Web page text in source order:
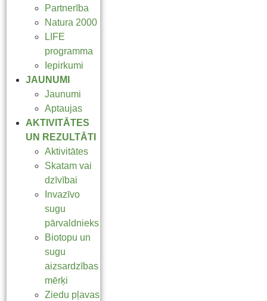
Partnerība
Natura 2000
LIFE
programma
Iepirkumi
JAUNUMI
Jaunumi
Aptaujas
AKTIVITĀTES
UN REZULTĀTI
Aktivitātes
Skatam vai
dzīvībai
Invazīvo
sugu
pārvaldnieks
Biotopu un
sugu
aizsardzības
mērķi
Ziedu pļavas